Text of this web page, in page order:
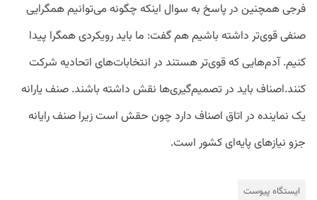
فرجی همچنین در پاسخ به سوال اینکه چگونه می‌توانیم همگرایی
صنفی قوی‌تر داشته باشیم هم گفت: ما باید رویکردی همگرا پیدا
کنیم. آدم‌هایی که قوی‌تر هستند در انتخابات‌های اتحادیه شرکت
کنند.اصناف باید در تصمیم‌گیری‌ها نقش داشته باشند. صنف یارانه
یک نماینده در اتاق اصناف دارد چون حقش است زیرا صنف رایانه
جزو نیازهای پایه‌ای کشور است.
ایستگاه پیوست